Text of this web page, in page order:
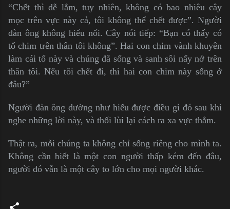
“Chết thì dễ lắm, tuy nhiên, không có bao nhiêu cây
mọc trên vực này cả, tôi không thể chết được”. Người
đàn ông không hiểu nổi. Cây nói tiếp: “Bạn có thấy có
tổ chim trên thân tôi không”. Hai con chim vành khuyên
làm cái tổ này và chúng đã sống và sanh sôi nẩy nở trên
thân tôi. Nếu tôi chết đi, thì hai con chim này sống ở
đâu?”
Người đàn ông dường như hiểu được điều gì đó sau khi
nghe những lời này, và thối lùi lại cách ra xa vực thẳm.
Thật ra, mỗi chúng ta không chỉ sống riêng cho mình ta.
Không cần biết là một con người thấp kém đến đâu,
người đó vẫn là một cây to lớn cho mọi người khác.